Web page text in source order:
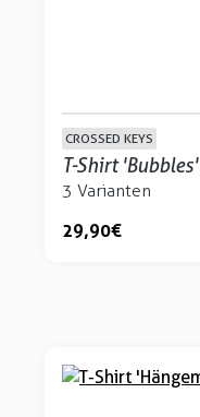
CROSSED KEYS
T-Shirt 'Bubbles'
3 Varianten
29,90 €